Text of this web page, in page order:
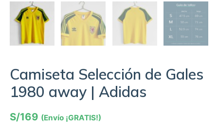
Camiseta Selección de Gales
1980 away | Adidas
S/169 (Envío ¡GRATIS!)